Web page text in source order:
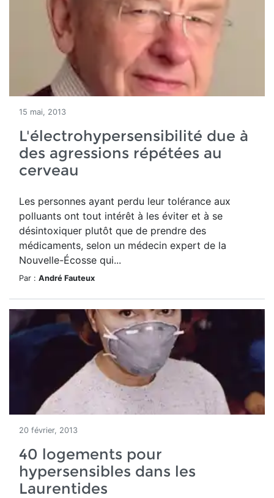
15 mai, 2013
L'électrohypersensibilité due à
des agressions répétées au
cerveau
Les personnes ayant perdu leur tolérance aux
polluants ont tout intérêt à les éviter et à se
désintoxiquer plutôt que de prendre des
médicaments, selon un médecin expert de la
Nouvelle-Écosse qui...
Par : André Fauteux
20 février, 2013
40 logements pour
hypersensibles dans les
Laurentides